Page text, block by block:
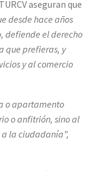
aseguran que
desde hace años
defiende el derecho
que prefieras, y
y al comercio
o apartamento
o anfitrión, sino al
la ciudadanía”,